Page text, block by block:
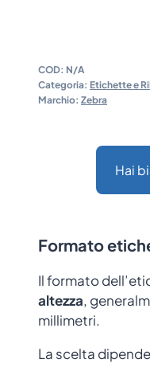
COD: N/A
Categoria: Etichette e
Marchio: Zebra
Hai
Formato
Il formato
altezza,
millimetri.
La scelta